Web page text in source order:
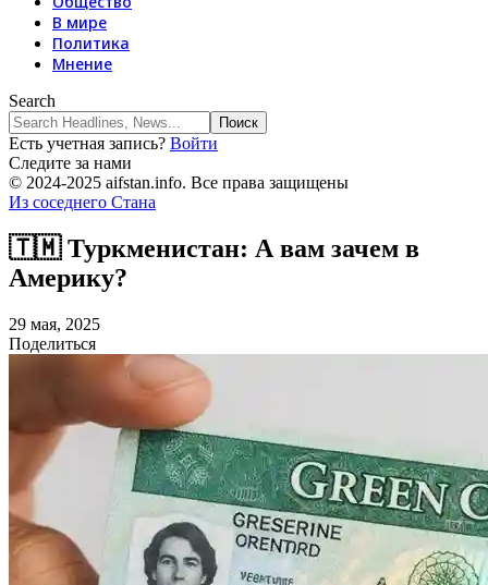
В мире
Политика
Мнение
Search
Есть учетная запись? Войти
Следите за нами
© 2024-2025 aifstan.info. Все права защищены
Из соседнего Стана
🇹🇲 Туркменистан: А вам зачем в
Америку?
29 мая, 2025
Поделиться